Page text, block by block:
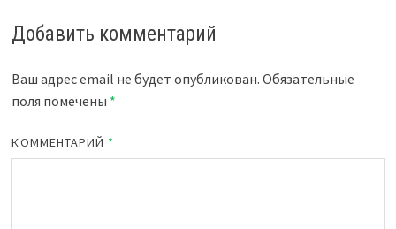
Добавить комментарий
Ваш адрес email не будет опубликован. Обязательные
поля помечены *
КОММЕНТАРИЙ *